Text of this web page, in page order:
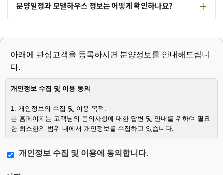
분양일정과 모델하우스 정보는 어떻게 확인하나요?
아래에 관심고객을 등록하시면 분양정보를 안내해드립니
다.
개인정보 수집 및 이용 동의
1. 개인정보의 수집 및 이용 목적.
본 홈페이지는 고객님의 문의사항에 대한 답변 및 안내를 위하여 필요
한 최소한의 범위 내에서 개인정보를 수집하고 있습니다.
2. 수집하는 개인정보의 항목.
– 필수항목 : 이름, 연락처, 생년월일, 문의사항.
개인정보 수집 및 이용에 동의합니다.